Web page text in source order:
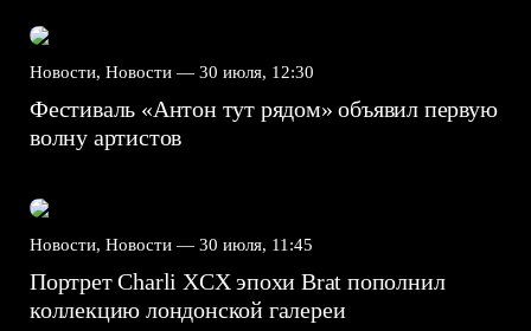
Новости, Новости — 30 июля, 12:30
Фестиваль «Антон тут рядом» объявил первую
волну артистов
Новости, Новости — 30 июля, 11:45
Портрет Charli XCX эпохи Brat пополнил
коллекцию лондонской галереи